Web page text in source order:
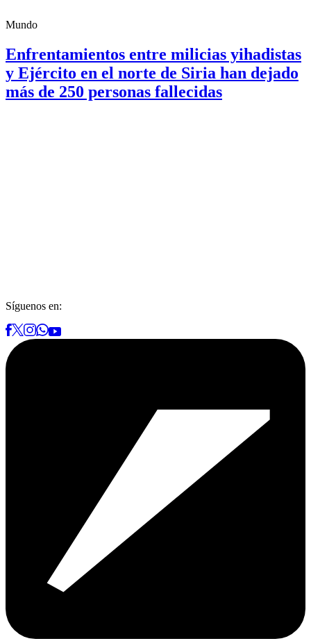
Mundo
Enfrentamientos entre milicias yihadistas
y Ejército en el norte de Siria han dejado
más de 250 personas fallecidas
Síguenos en: